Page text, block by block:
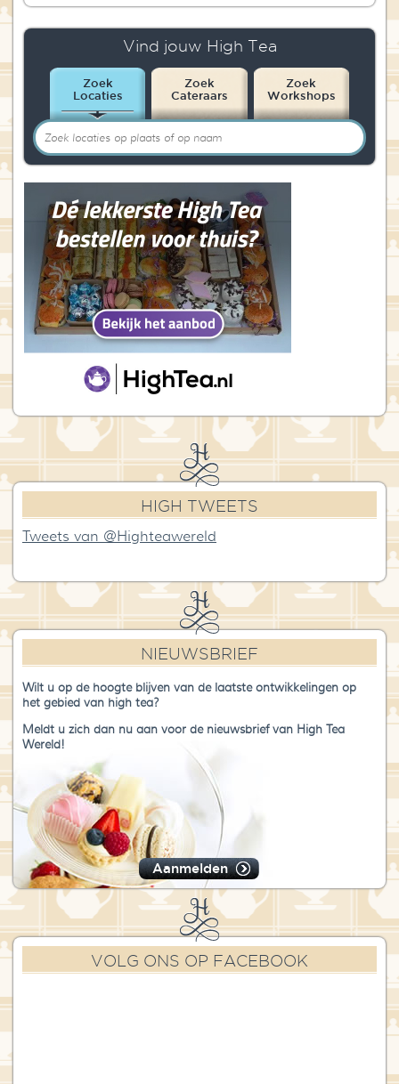
Vind jouw High Tea
Zoek
Locaties
Zoek
Cateraars
Zoek
Workshops
HIGH TWEETS
Tweets van @Highteawereld
NIEUWSBRIEF
Wilt u op de hoogte blijven van de laatste ontwikkelingen op
het gebied van high tea?
Meldt u zich dan nu aan voor de nieuwsbrief van High Tea
Wereld!
Aanmelden
VOLG ONS OP FACEBOOK